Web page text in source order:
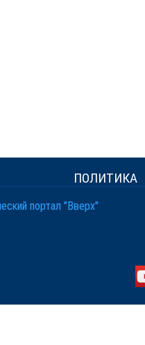
ПОЛИТИКА
портал "Вверх"